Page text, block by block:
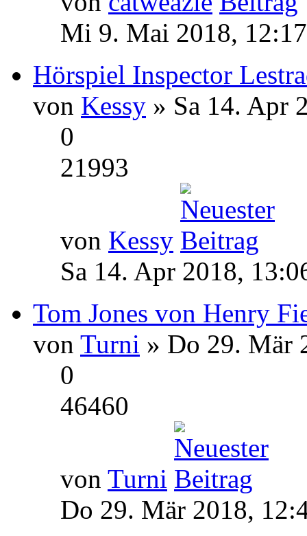
Mi 9. Mai 2018, 12:17
Hörspiel Inspector
von Kessy » Sa 14. Apr
0
21993
von Kessy
Sa 14. Apr 2018,
Tom Jones von Henry
von Turni » Do 29. Mär
0
46460
von Turni
Do 29. Mär 2018,